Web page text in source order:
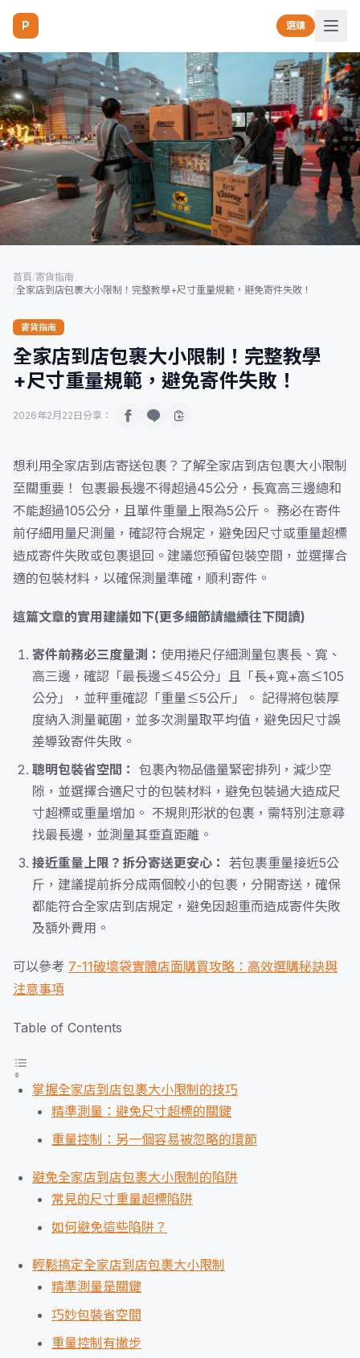
P 選購
首頁/寄貨指南
/全家店到店包裹大小限制！完整教學+尺寸重量規範，避免寄件失敗！
寄貨指南
全家店到店包裹大小限制！完整教學
+尺寸重量規範，避免寄件失敗！
2026年2月22日 分享：
想利用全家店到店寄送包裹？了解全家店到店包裹大小限制
至關重要！ 包裹最長邊不得超過45公分，長寬高三邊總和
不能超過105公分，且單件重量上限為5公斤。 務必在寄件
前仔細用量尺測量，確認符合規定，避免因尺寸或重量超標
造成寄件失敗或包裹退回。建議您預留包裝空間，並選擇合
適的包裝材料，以確保測量準確，順利寄件。
這篇文章的實用建議如下(更多細節請繼續往下閱讀)
寄件前務必三度量測： 使用捲尺仔細測量包裹長、寬、
高三邊，確認「最長邊≤45公分」且「長+寬+高≤105
公分」，並秤重確認「重量≤5公斤」。 記得將包裝厚
度納入測量範圍，並多次測量取平均值，避免因尺寸誤
差導致寄件失敗。
聰明包裝省空間： 包裹內物品儘量緊密排列，減少空
隙，並選擇合適尺寸的包裝材料，避免包裝過大造成尺
寸超標或重量增加。 不規則形狀的包裹，需特別注意尋
找最長邊，並測量其垂直距離。
接近重量上限？拆分寄送更安心： 若包裹重量接近5公
斤，建議提前拆分成兩個較小的包裹，分開寄送，確保
都能符合全家店到店規定，避免因超重而造成寄件失敗
及額外費用。
可以參考 7-11破壞袋實體店面購買攻略：高效選購秘訣與
注意事項
Table of Contents
掌握全家店到店包裹大小限制的技巧
精準測量：避免尺寸超標的關鍵
重量控制：另一個容易被忽略的環節
避免全家店到店包裹大小限制的陷阱
常見的尺寸重量超標陷阱
如何避免這些陷阱？
輕鬆搞定全家店到店包裹大小限制
精準測量是關鍵
巧妙包裝省空間
重量控制有撇步